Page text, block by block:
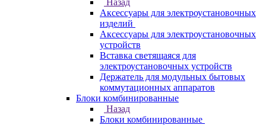
Назад
Аксессуары для электроустановочных
изделий
Аксессуары для электроустановочных
устройств
Вставка светящаяся для
электроустановочных устройств
Держатель для модульных бытовых
коммутационных аппаратов
Блоки комбинированные
Назад
Блоки комбинированные